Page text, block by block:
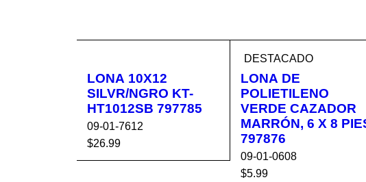
LONA 10X12
SILVR/NGRO KT-
HT1012SB 797785
09-01-7612
$26.99
AÑADIR AL CA
VISTA
DESTACADO
LONA DE
POLIETILENO
VERDE CAZADOR
MARRÓN, 6 X 8
797876
09-01-0608
$5.99